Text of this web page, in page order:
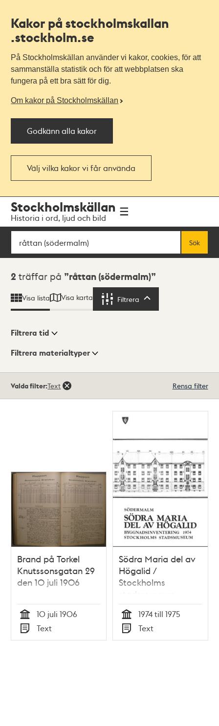
Kakor på stockholmskallan
.stockholm.se
På Stockholmskällan använder vi kakor, cookies, för att
sammanställa statistik och för att webbplatsen ska
fungera på ett bra sätt för dig.
Om kakor på Stockholmskällan
Godkänn alla kakor
Välj vilka kakor vi får använda
navigationen
huvudinnehållet
Stockholmskällan
Historia i ord, ljud och bild
Sök
Sök
Sökresultat
2 träffar på råttan (södermalm)
Visa lista Visa karta Filtrera
Visningsläge
Filtrera tid
Filtrera materialtyper
träffar
Valda filter:Text Rensa filter
Brand på Torkel
Knutssonsgatan 29
den 10 juli 1906
Tid
10 juli 1906
Typ
Text
Södra Maria del av
Högalid /
Stockholms
stadsmuseum
Tid
1974 till 1975
Typ
Text